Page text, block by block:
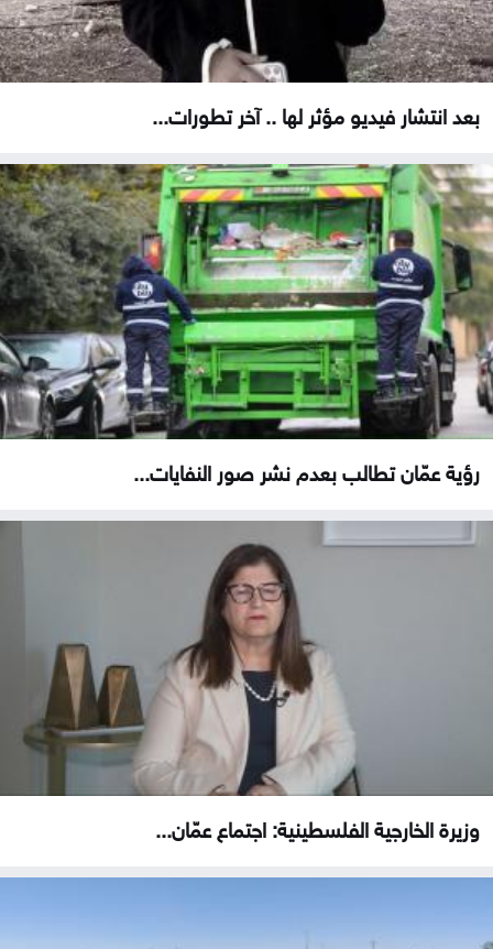
بعد انتشار فيديو مؤثر لها .. آخر تطورات...
رؤية عمّان تطالب بعدم نشر صور النفايات...
وزيرة الخارجية الفلسطينية: اجتماع عمّان...